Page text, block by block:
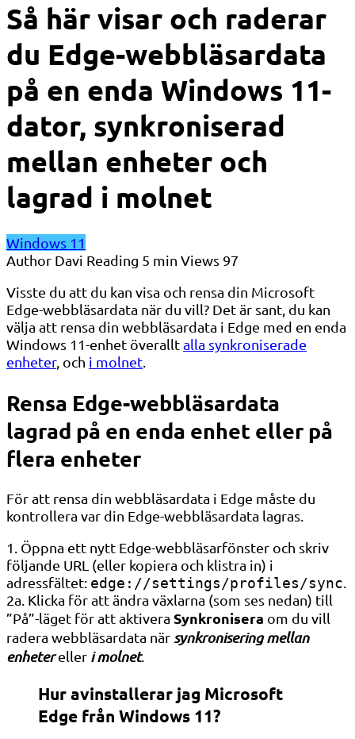
Så här visar och raderar
du Edge-webbläsardata
på en enda Windows 11-
dator, synkroniserad
mellan enheter och
lagrad i molnet
Windows 11
Author Davi Reading 5 min Views 97
Visste du att du kan visa och rensa din Microsoft
Edge-webbläsardata när du vill? Det är sant, du kan
välja att rensa din webbläsardata i Edge med en enda
Windows 11-enhet överalltalla synkroniserade
enheter, och i molnet.
Rensa Edge-webbläsardata
lagrad på en enda enhet eller på
flera enheter
För att rensa din webbläsardata i Edge måste du
kontrollera var din Edge-webbläsardata lagras.
1. Öppna ett nytt Edge-webbläsarfönster och skriv
följande URL (eller kopiera och klistra in) i
adressfältet: edge://settings/profiles/sync
2a. Klicka för att ändra växlarna (som ses nedan) till
”På”-läget för att aktivera Synkronisera om du vill
radera webbläsardata när synkronisering mellan
enhetereller i molnet.
Hur avinstallerar jag Microsoft
Edge från Windows 11?